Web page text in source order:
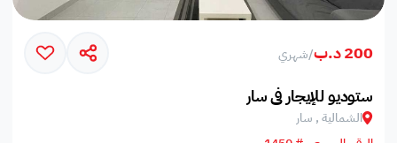
200 د.ب /شهري
ستوديو للإيجار في سار
الشمالية , سار